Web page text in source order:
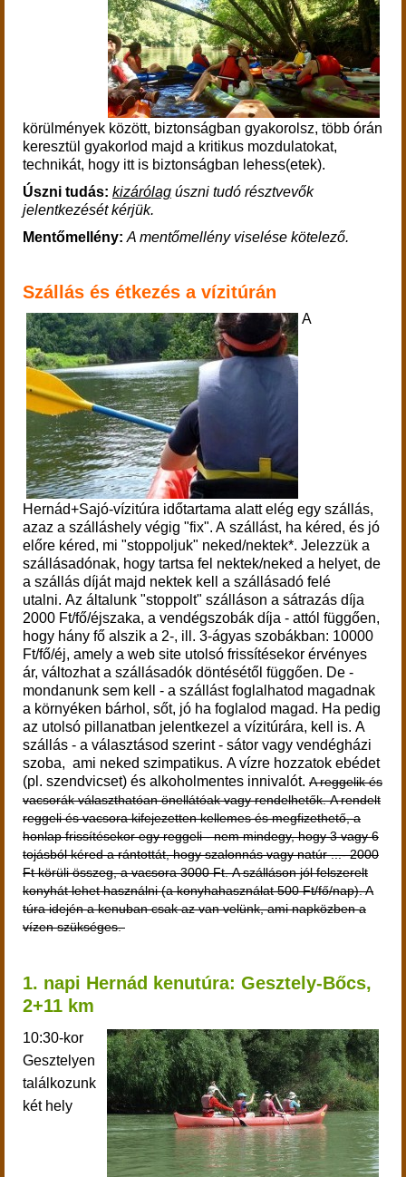
körülmények között, biztonságban gyakorolsz, több órán
keresztül gyakorlod majd a kritikus mozdulatokat,
technikát, hogy itt is biztonságban lehess(etek).
Úszni tudás: kizárólag úszni tudó résztvevők
jelentkezését kérjük.
Mentőmellény: A mentőmellény viselése kötelező.
Szállás és étkezés a vízitúrán
A
Hernád+Sajó-vízitúra időtartama alatt elég egy szállás,
azaz a szálláshely végig "fix". A szállást, ha kéred, és jó
előre kéred, mi "stoppoljuk" neked/nektek*. Jelezzük a
szállásadónak, hogy tartsa fel nektek/neked a helyet, de
a szállás díját majd nektek kell a szállásadó felé
utalni. Az általunk "stoppolt" szálláson a sátrazás díja
2000 Ft/fő/éjszaka, a vendégszobák díja - attól függően,
hogy hány fő alszik a 2-, ill. 3-ágyas szobákban: 10000
Ft/fő/éj, amely a web site utolsó frissítésekor érvényes
ár, változhat a szállásadók döntésétől függően. De -
mondanunk sem kell - a szállást foglalhatod magadnak
a környéken bárhol, sőt, jó ha foglalod magad. Ha pedig
az utolsó pillanatban jelentkezel a vízitúrára, kell is. A
szállás - a választásod szerint - sátor vagy vendégházi
szoba, ami neked szimpatikus. A vízre hozzatok ebédet
(pl. szendvicset) és alkoholmentes innivalót. A reggelik és
vacsorák választhatóan önellátóak vagy rendelhetők. A rendelt
reggeli és vacsora kifejezetten kellemes és megfizethető, a
honlap frissítésekor egy reggeli - nem mindegy, hogy 3 vagy 6
tojásból kéred a rántottát, hogy szalonnás vagy natúr ...- 2000
Ft körüli összeg, a vacsora 3000 Ft. A szálláson jól felszerelt
konyhát lehet használni (a konyhahasználat 500 Ft/fő/nap). A
túra idején a kenuban csak az van velünk, ami napközben a
vízen szükséges.
1. napi Hernád kenutúra: Gesztely-Bőcs,
2+11 km
10:30-kor
Gesztelyen
találkozunk
két hely